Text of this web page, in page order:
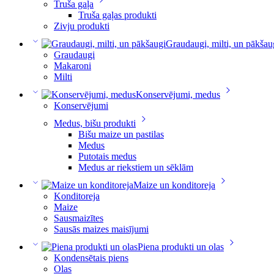
Truša gaļa
Truša gaļas produkti
Zivju produkti
Graudaugi, milti, un
Graudaugi
Makaroni
Milti
Konservējumi, medus
Konservējumi
Medus, bišu produkti
Bišu maize un pastilas
Medus
Putotais medus
Medus ar riekstiem un sēklām
Maize un konditoreja
Konditoreja
Maize
Sausmaizītes
Sausās maizes maisījumi
Piena produkti un olas
Kondensētais piens
Olas